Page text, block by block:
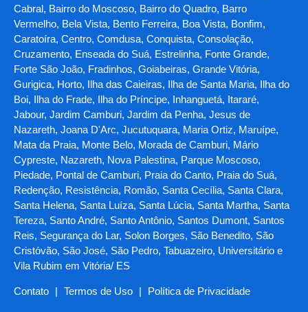
Cabral, Bairro do Moscoso, Bairro do Quadro, Barro
Vermelho, Bela Vista, Bento Ferreira, Boa Vista, Bonfim,
Caratoíra, Centro, Comdusa, Conquista, Consolação,
Cruzamento, Enseada do Suá, Estrelinha, Fonte Grande,
Forte São João, Fradinhos, Goiabeiras, Grande Vitória,
Gurigica, Horto, Ilha das Caieiras, Ilha de Santa Maria, Ilha do
Boi, Ilha do Frade, Ilha do Príncipe, Inhanguetá, Itararé,
Jabour, Jardim Camburi, Jardim da Penha, Jesus de
Nazareth, Joana D'Arc, Jucutuquara, Maria Ortiz, Maruípe,
Mata da Praia, Monte Belo, Morada de Camburi, Mário
Cypreste, Nazareth, Nova Palestina, Parque Moscoso,
Piedade, Pontal de Camburi, Praia do Canto, Praia do Suá,
Redenção, Resistência, Romão, Santa Cecília, Santa Clara,
Santa Helena, Santa Luíza, Santa Lúcia, Santa Martha, Santa
Tereza, Santo André, Santo Antônio, Santos Dumont, Santos
Reis, Segurança do Lar, Solon Borges, São Benedito, São
Cristóvão, São José, São Pedro, Tabuazeiro, Universitário e
Vila Rubim em Vitória/ ES
Contato | Termos de Uso | Política de Privacidade